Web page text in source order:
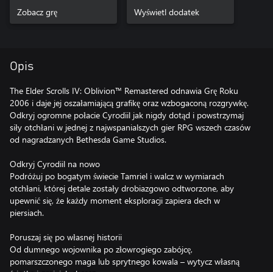
Soundtrack
Zobacz grę
Content
Wyświetl dodatek
Opis
The Elder Scrolls IV: Oblivion™ Remastered odnawia Grę Roku
2006 i daje jej oszałamiającą grafikę oraz wzbogaconą rozgrywkę.
Odkryj ogromne połacie Cyrodiil jak nigdy dotąd i powstrzymaj
siły otchłani w jednej z najwspanialszych gier RPG wszech czasów
od nagradzanych Bethesda Game Studios.
Odkryj Cyrodiil na nowo
Podróżuj po bogatym świecie Tamriel i walcz w wymiarach
otchłani, której detale zostały drobiazgowo odtworzone, aby
upewnić się, że każdy moment eksploracji zapiera dech w
piersiach.
Poruszaj się po własnej historii
Od dumnego wojownika po złowrogiego zabójcę,
pomarszczonego maga lub sprytnego kowala – wytycz własną